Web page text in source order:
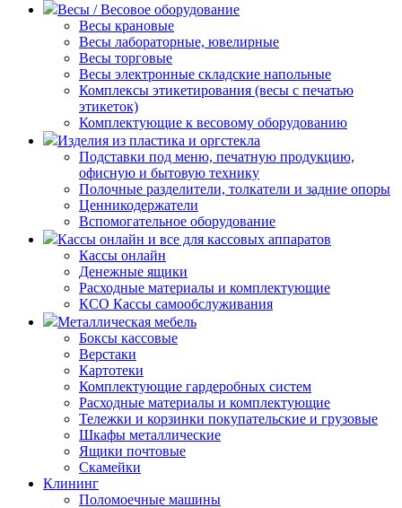
Весы / Весовое оборудование
Весы крановые
Весы лабораторные, ювелирные
Весы торговые
Весы электронные складские напольные
Комплексы этикетирования (весы с печатью
этикеток)
Комплектующие к весовому оборудованию
Изделия из пластика и оргстекла
Подставки под меню, печатную продукцию,
офисную и бытовую технику
Полочные разделители, толкатели и задние опоры
Ценникодержатели
Вспомогательное оборудование
Кассы онлайн и все для кассовых аппаратов
Кассы онлайн
Денежные ящики
Расходные материалы и комплектующие
КСО Кассы самообслуживания
Металлическая мебель
Боксы кассовые
Верстаки
Картотеки
Комплектующие гардеробных систем
Расходные материалы и комплектующие
Тележки и корзинки покупательские и грузовые
Шкафы металлические
Ящики почтовые
Скамейки
Клининг
Поломоечные машины